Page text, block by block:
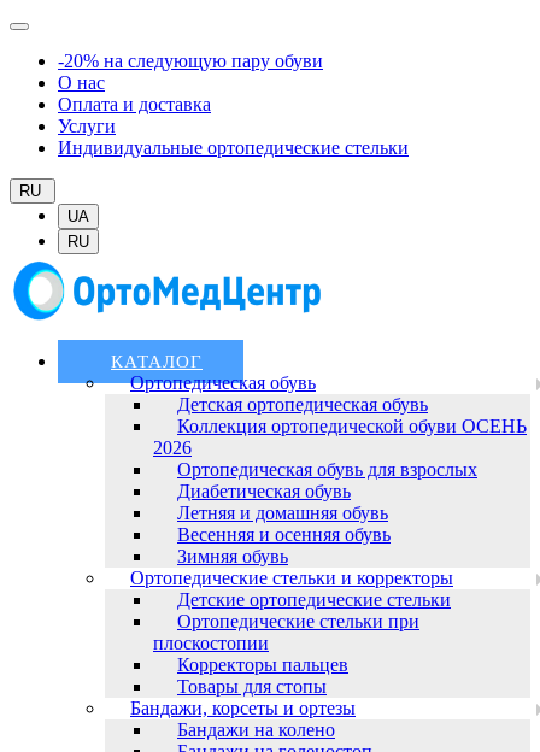
-20% на следующую пару обуви
О нас
Оплата и доставка
Услуги
Индивидуальные ортопедические стельки
RU
UA
RU
КАТАЛОГ
Ортопедическая обувь
Детская ортопедическая обувь
Коллекция ортопедической обуви ОСЕНЬ
2026
Ортопедическая обувь для взрослых
Диабетическая обувь
Летняя и домашняя обувь
Весенняя и осенняя обувь
Зимняя обувь
Ортопедические стельки и корректоры
Детские ортопедические стельки
Ортопедические стельки при
плоскостопии
Корректоры пальцев
Товары для стопы
Бандажи, корсеты и ортезы
Бандажи на колено